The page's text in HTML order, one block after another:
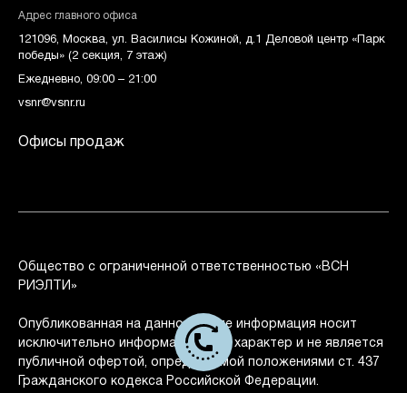
Адрес главного офиса
121096, Москва, ул. Василисы Кожиной, д.1 Деловой центр «Парк
победы» (2 секция, 7 этаж)
Ежедневно, 09:00 – 21:00
vsnr@vsnr.ru
Офисы продаж
Общество с ограниченной ответственностью «ВСН
РИЭЛТИ»
Опубликованная на данном сайте информация носит
исключительно информационный характер и не является
публичной офертой, определяемой положениями ст. 437
Гражданского кодекса Российской Федерации.